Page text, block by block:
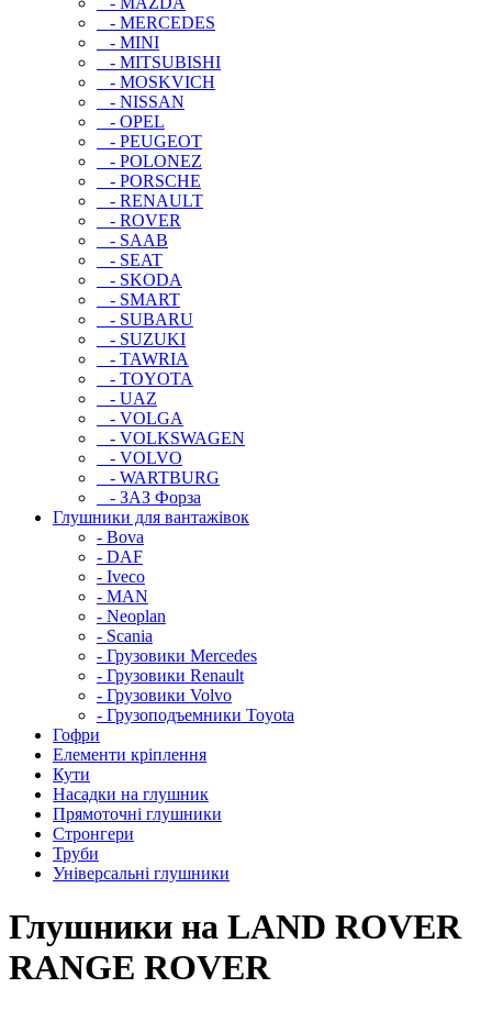
- MERCEDES
- MINI
- MITSUBISHI
- MOSKVICH
- NISSAN
- OPEL
- PEUGEOT
- POLONEZ
- PORSCHE
- RENAULT
- ROVER
- SAAB
- SEAT
- SKODA
- SMART
- SUBARU
- SUZUKI
- TAWRIA
- TOYOTA
- UAZ
- VOLGA
- VOLKSWAGEN
- VOLVO
- WARTBURG
- ЗАЗ Форза
Глушники для вантажівок
- Bova
- DAF
- Iveco
- MAN
- Neoplan
- Scania
- Грузовики Mercedes
- Грузовики Renault
- Грузовики Volvo
- Грузоподъемники Toyota
Гофри
Елементи кріплення
Кути
Насадки на глушник
Прямоточні глушники
Стронгери
Труби
Універсальні глушники
Глушники на LAND ROVER
RANGE ROVER